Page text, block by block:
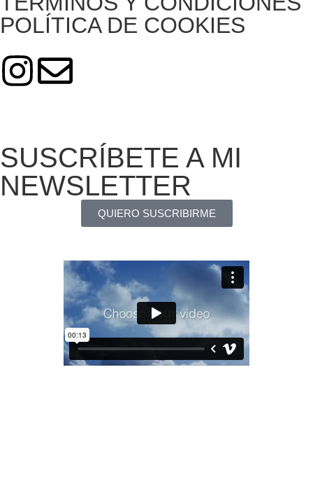
POLÍTICA DE COOKIES
SUSCRÍBETE A MI
NEWSLETTER
QUIERO SUSCRIBIRME